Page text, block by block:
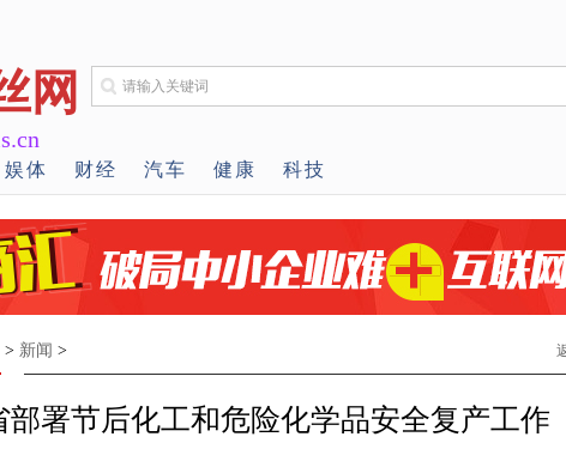
网
娱体 财经 汽车 健康 科技
> 新闻 >
部署节后化工和危险化学品安全复产工作